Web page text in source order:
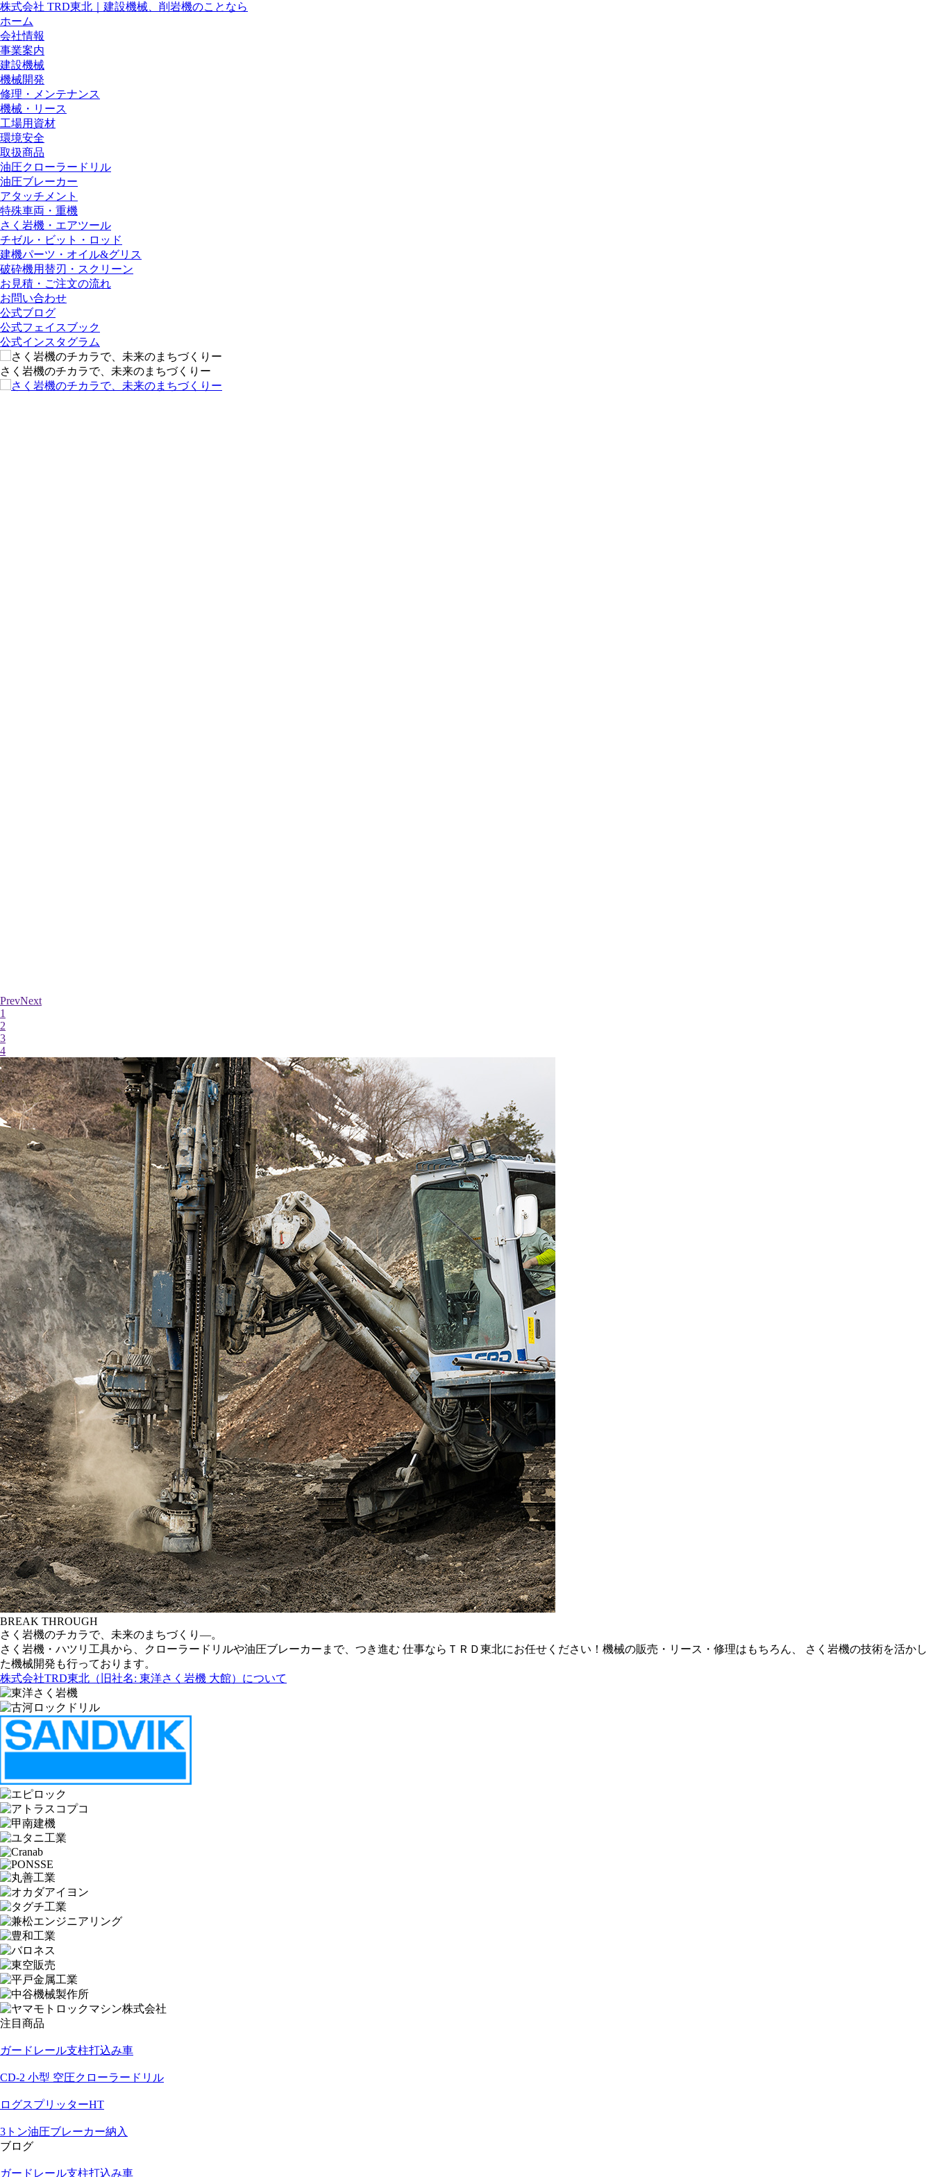
株式会社 TRD東北｜建設機械、削岩機のことなら
ホーム
会社情報
事業案内
建設機械
機械開発
修理・メンテナンス
機械・リース
工場用資材
環境安全
取扱商品
油圧クローラードリル
油圧ブレーカー
アタッチメント
特殊車両・重機
さく岩機・エアツール
チゼル・ビット・ロッド
建機パーツ・オイル&グリス
破砕機用替刃・スクリーン
お見積・ご注文の流れ
お問い合わせ
公式ブログ
公式フェイスブック
公式インスタグラム
さく岩機のチカラで、未来のまちづくりー
PrevNext
1
2
3
4
BREAK THROUGH
さく岩機のチカラで、未来のまちづくり―。
さく岩機・ハツリ工具から、クローラードリルや油圧ブレーカーまで、つき進む 仕事ならＴＲＤ東北にお任せください！機械の販売・リース・修理はもちろん、 さく岩機の技術を活かし
た機械開発も行っております。
株式会社TRD東北（旧社名: 東洋さく岩機 大館）について
注目商品
ガードレール支柱打込み車
CD-2 小型 空圧クローラードリル
ログスプリッターHT
3トン油圧ブレーカー納入
ブログ
ガードレール支柱打込み車